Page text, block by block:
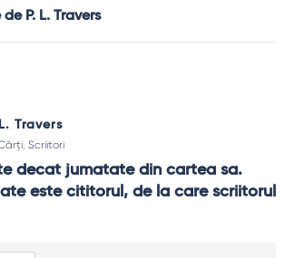
P. L. Travers
Travers
, Scriitori
decat jumatate din cartea sa.
este cititorul, de la care scriitorul